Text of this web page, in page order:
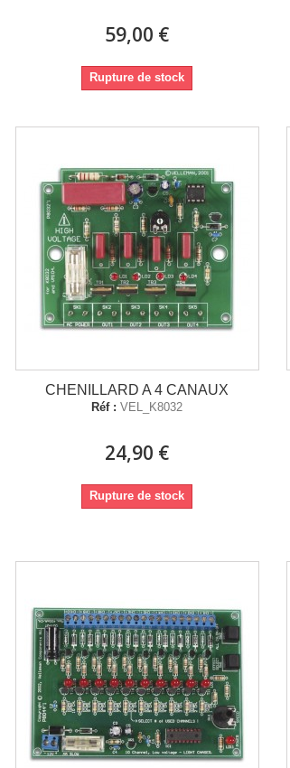
59,00 €
Rupture de stock
CHENILLARD A 4 CANAUX
Réf : VEL_K8032
24,90 €
Rupture de stock